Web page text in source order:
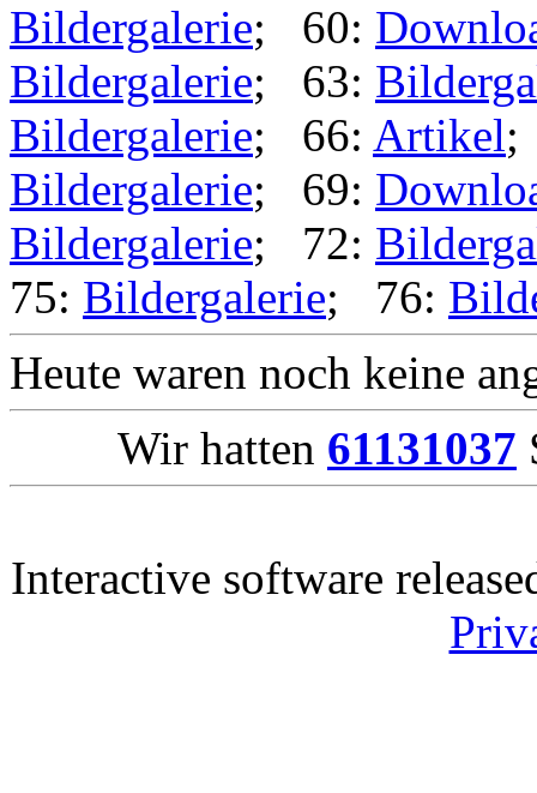
Bildergalerie; 60:
Bildergalerie; 63:
Bildergalerie; 66: Artikel;
Bildergalerie; 69:
Bildergalerie; 72:
75: Bildergalerie; 76:
Heute waren noch keine
Wir hatten 61131037
Interactive software